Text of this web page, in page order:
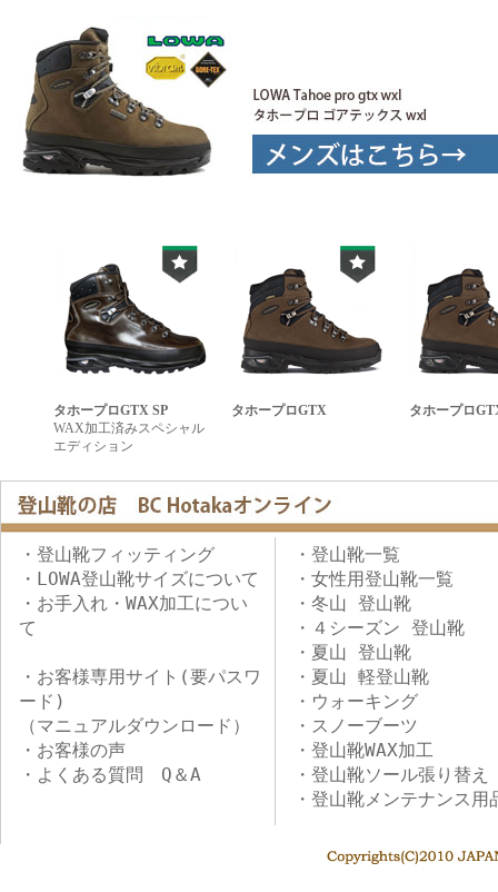
タホープロGTX SP
WAX加工済みスペシャル
エディション
タホープロGTX タホープロ
・登山靴フィッティング
・LOWA登山靴サイズについて
・お手入れ・WAX加工につい
て
・お客様専用サイト(要パスワ
ード)
（マニュアルダウンロード）
・お客様の声
・よくある質問 Q＆A
・登山靴一覧
・女性用登山靴一覧
・冬山 登山靴
・４シーズン 登山靴
・夏山 登山靴
・夏山 軽登山靴
・ウォーキング
・スノーブーツ
・登山靴WAX加工
・登山靴ソール張り替え
・登山靴メンテナンス用